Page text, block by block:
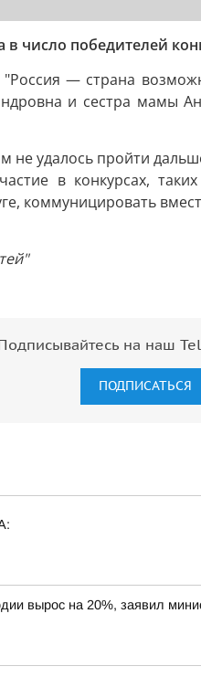
число победителей
— страна
и сестра мамы
удалось пройти
в конкурсах,
коммуницировать
на наш
ПОДПИСАТЬСЯ
вырос на 20%, заявил